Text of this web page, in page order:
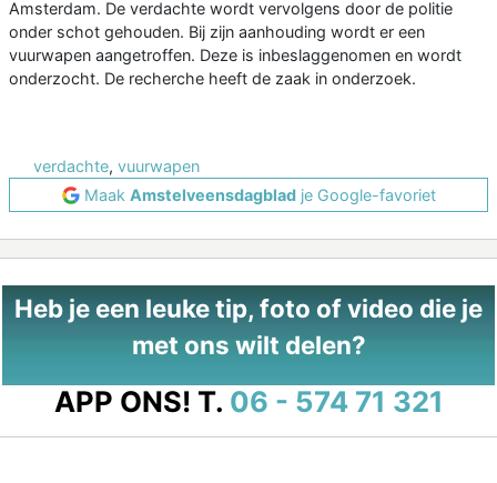
Amsterdam. De verdachte wordt vervolgens door de politie
onder schot gehouden. Bij zijn aanhouding wordt er een
vuurwapen aangetroffen. Deze is inbeslaggenomen en wordt
onderzocht. De recherche heeft de zaak in onderzoek.
verdachte, vuurwapen
Maak Amstelveensdagbladje Google-favoriet
Heb je een leuke tip, foto of video die je
met ons wilt delen?
APP ONS! T. 06 - 574 71 321